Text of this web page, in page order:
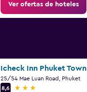
Ver ofertas de hoteles
Icheck Inn Phuket Town
25/54 Mae Luan Road, Phuket
8,6
3 estrellas